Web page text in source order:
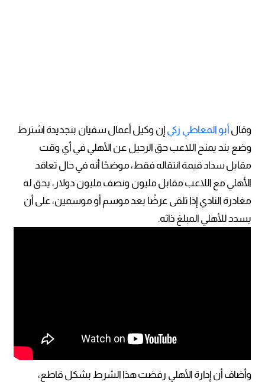
وقال أبو المعاطي زكي إن وكيل أعمال سفيان بنجديدة اشترط
وضع بند يمنح اللاعب حق الرحيل عن الأهلي في أي وقت
مقابل سداد قيمة انتقاله فقط، موضحًا أنه في حال تعاقد
الأهلي مع اللاعب مقابل مليون ونصف مليون دولار، يحق له
مغادرة النادي إذا تلقى عرضًا بعد موسم أو موسمين، على أن
يسدد للأهلي المبلغ ذاته.
وأضاف أن إدارة الأهلي رفضت هذا الشرط بشكل قاطع،